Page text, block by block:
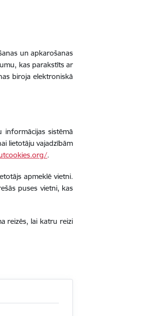
un apkarošanas
kas parakstīts ar
biroja elektroniskā
sistēmā
lietotāju vajadzībām
.
apmeklē vietni.
puses vietni, kas
reizēs, lai katru reizi